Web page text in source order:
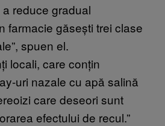
reduce gradual
farmacie găsești trei clase
spuen el.
locali, care conțin
uri nazale cu apă salină
care deseori sunt
efectului de recul.”